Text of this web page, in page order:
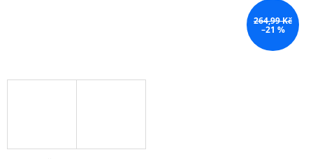
264,99 Kč
–21 %